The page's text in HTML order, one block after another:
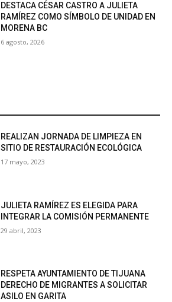
DESTACA CÉSAR CASTRO A JULIETA
RAMÍREZ COMO SÍMBOLO DE UNIDAD EN
MORENA BC
6 agosto, 2026
REALIZAN JORNADA DE LIMPIEZA EN
SITIO DE RESTAURACIÓN ECOLÓGICA
17 mayo, 2023
JULIETA RAMÍREZ ES ELEGIDA PARA
INTEGRAR LA COMISIÓN PERMANENTE
29 abril, 2023
RESPETA AYUNTAMIENTO DE TIJUANA
DERECHO DE MIGRANTES A SOLICITAR
ASILO EN GARITA